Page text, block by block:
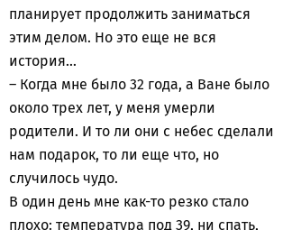
планирует продолжить заниматься
этим делом. Но это еще не вся
история…
– Когда мне было 32 года, а Ване было
около трех лет, у меня умерли
родители. И то ли они с небес сделали
нам подарок, то ли еще что, но
случилось чудо.
В один день мне как-то резко стало
плохо: температура под 39, ни спать,